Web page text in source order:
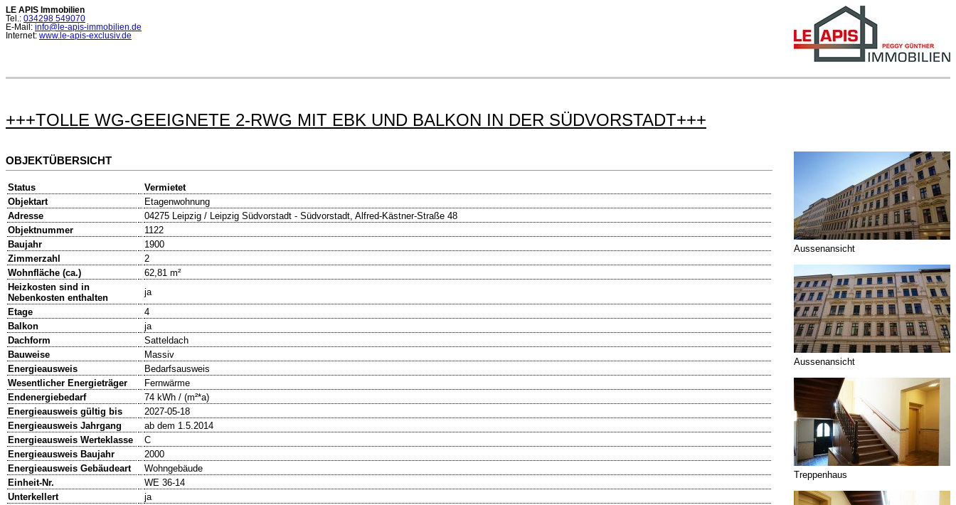
LE APIS Immobilien
Tel.: 034298 549070
E-Mail: info@le-apis-immobilien.de
Internet: www.le-apis-exclusiv.de
+++TOLLE WG-GEEIGNETE 2-RWG MIT EBK UND BALKON IN DER SÜDVORSTADT+++
OBJEKTÜBERSICHT
Status
Vermietet
Objektart
Etagenwohnung
Adresse
04275 Leipzig / Leipzig Südvorstadt - Südvorstadt, Alfred-Kästner-Straße 48
Objektnummer
1122
Baujahr
1900
Zimmerzahl
2
Wohnfläche (ca.)
62,81 m²
Heizkosten sind in
Nebenkosten enthalten
ja
Etage
4
Balkon
ja
Dachform
Satteldach
Bauweise
Massiv
Energieausweis
Bedarfsausweis
Wesentlicher Energieträger
Fernwärme
Endenergiebedarf
74 kWh / (m²*a)
Energieausweis gültig bis
2027-05-18
Energieausweis Jahrgang
ab dem 1.5.2014
Energieausweis Werteklasse
C
Energieausweis Baujahr
2000
Energieausweis Gebäudeart
Wohngebäude
Einheit-Nr.
WE 36-14
Unterkellert
ja
Aussenansicht
Aussenansicht
Treppenhaus